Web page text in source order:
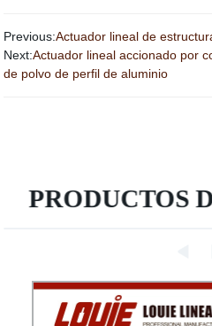
Previous:Actuador lineal de
Next:Actuador lineal accionado por
de polvo de perfil de aluminio
PRODUCTOS